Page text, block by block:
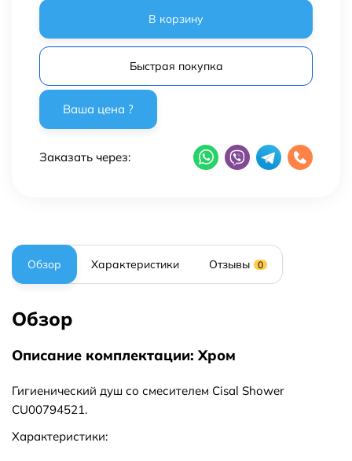
В корзину
Быстрая покупка
Заказать через:
Обзор Характеристики Отзывы 0
Обзор
Описание комплектации: Хром
Гигиенический душ со смесителем Cisal Shower
CU00794521.
Характеристики: